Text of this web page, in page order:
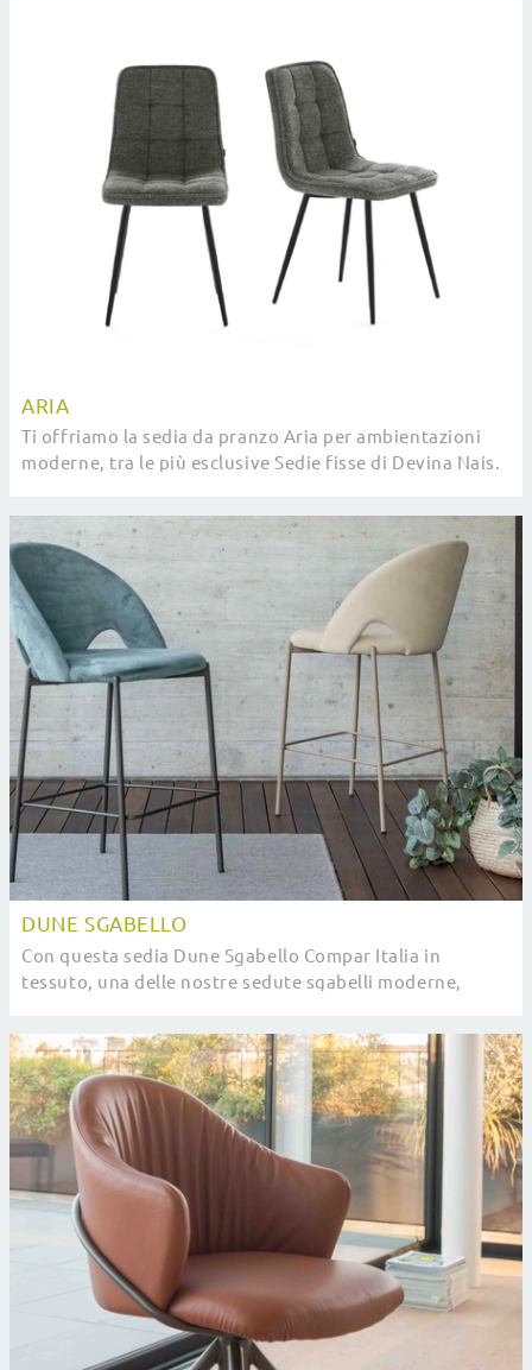
ARIA
Ti offriamo la sedia da pranzo Aria per ambientazioni
moderne, tra le più esclusive Sedie fisse di Devina Nais.
DUNE SGABELLO
Con questa sedia Dune Sgabello Compar Italia in
tessuto, una delle nostre sedute sgabelli moderne,